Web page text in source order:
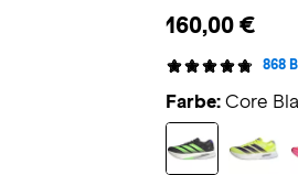
160,00 €
868
Farbe: Core